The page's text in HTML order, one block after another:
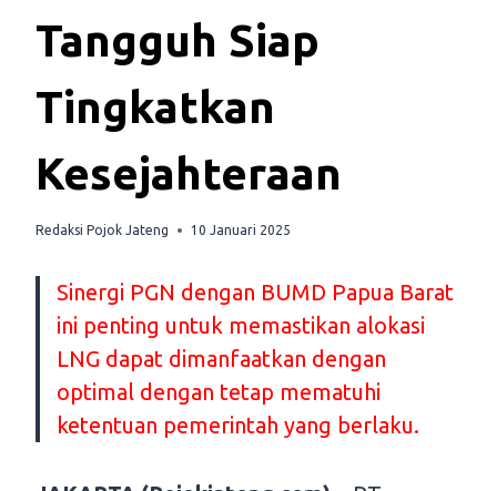
Tangguh Siap
Tingkatkan
Kesejahteraan
Redaksi Pojok Jateng 10 Januari 2025
Sinergi PGN dengan BUMD Papua Barat
ini penting untuk memastikan alokasi
LNG dapat dimanfaatkan dengan
optimal dengan tetap mematuhi
ketentuan pemerintah yang berlaku.